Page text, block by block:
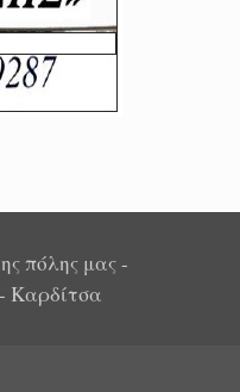
πόλης μας -
Καρδίτσα